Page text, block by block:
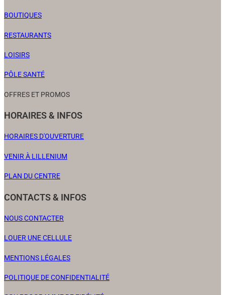
BOUTIQUES
RESTAURANTS
LOISIRS
PÔLE SANTÉ
OFFRES ET PROMOS
HORAIRES & INFOS
HORAIRES D'OUVERTURE
VENIR À LILLENIUM
PLAN DU CENTRE
CONTACTS & INFOS
NOUS CONTACTER
LOUER UNE CELLULE
MENTIONS LÉGALES
POLITIQUE DE CONFIDENTIALITÉ